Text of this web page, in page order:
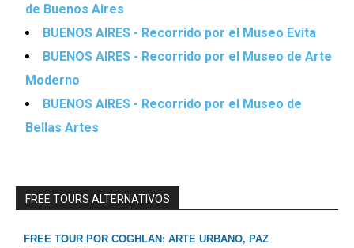
de Buenos Aires
BUENOS AIRES - Recorrido por el Museo Evita
BUENOS AIRES - Recorrido por el Museo de Arte
Moderno
BUENOS AIRES - Recorrido por el Museo de
Bellas Artes
FREE TOURS ALTERNATIVOS
FREE TOUR POR COGHLAN: ARTE URBANO, PAZ